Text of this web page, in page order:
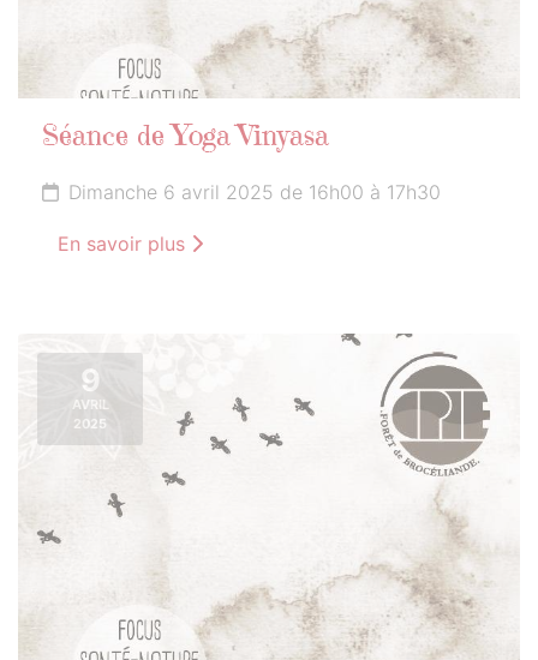
Séance de Yoga Vinyasa
Dimanche 6 avril 2025 de 16h00 à 17h30
En savoir plus
9
AVRIL
2025